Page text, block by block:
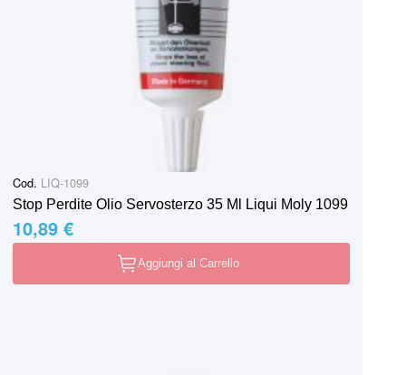
Cod. LIQ-1099
Stop Perdite Olio Servosterzo 35 Ml Liqui Moly 1099
10,89 €
Aggiungi al Carrello